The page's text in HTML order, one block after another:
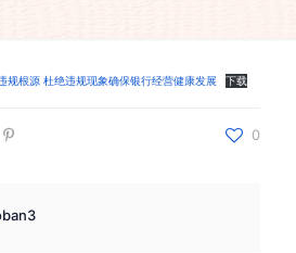
规根源 杜绝违规现象确保银行经营健康发展 下载
0